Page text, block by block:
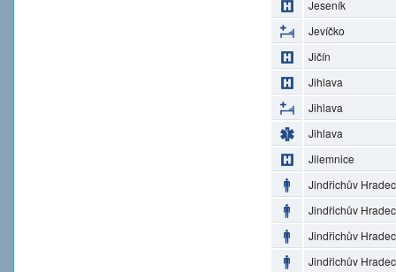
Jeseník
Jevíčko
Jičín
Jihlava
Jihlava
Jihlava
Jilemnice
Jindřichův Hradec
Jindřichův Hradec
Jindřichův Hradec
Jindřichův Hradec